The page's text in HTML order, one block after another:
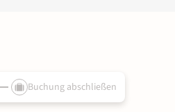
Buchung abschließen